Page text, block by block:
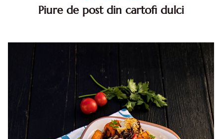
Piure de post din cartofi dulci
dulci reteta. reteta de post piure